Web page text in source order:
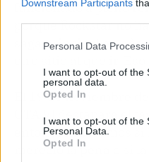
Downstream Participants
Personal Data
I want to opt-out of the
personal data.
Opted In
I want to opt-out of the
Personal Data.
Opted In
funcionado a pleno
porque Rockstar no
saga principal en
El 19 de noviembre
GTA VI destapará el
entonces sabremos
mereció la pena o si